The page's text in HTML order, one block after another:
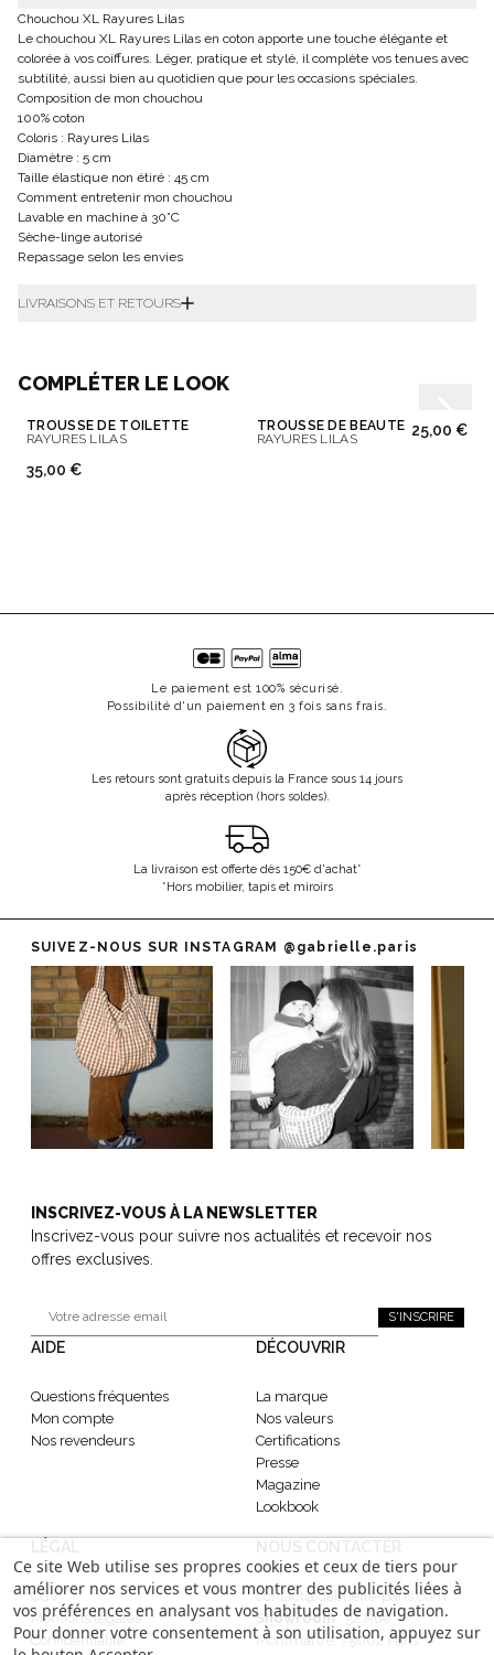
Chouchou XL Rayures Lilas
Le chouchou XL Rayures Lilas en coton apporte une touche élégante et
colorée à vos coiffures. Léger, pratique et stylé, il complète vos tenues avec
subtilité, aussi bien au quotidien que pour les occasions spéciales.
Composition de mon chouchou
100% coton
Coloris : Rayures Lilas
Diamètre : 5 cm
Taille élastique non étiré : 45 cm
Comment entretenir mon chouchou
Lavable en machine à 30°C
Sèche-linge autorisé
Repassage selon les envies
LIVRAISONS ET RETOURS
COMPLÉTER LE LOOK
TROUSSE DE TOILETTE
RAYURES LILAS
35,00 €
TROUSSE DE BEAUTÉ
RAYURES LILAS
25,00 €
Le paiement est 100% sécurisé.
Possibilité d'un paiement en 3 fois sans frais.
Les retours sont gratuits depuis la France sous 14 jours
après réception (hors soldes).
La livraison est offerte dès 150€ d'achat*
*Hors mobilier, tapis et miroirs
SUIVEZ-NOUS SUR INSTAGRAM @gabrielle.paris
INSCRIVEZ-VOUS À LA NEWSLETTER
Inscrivez-vous pour suivre nos actualités et recevoir nos
offres exclusives.
S'INSCRIRE
AIDE
Questions fréquentes
Mon compte
Nos revendeurs
DÉCOUVRIR
La marque
Nos valeurs
Certifications
Presse
Magazine
Lookbook
CGV
Mentions légales
Confidentialité
contact@gabrielle-paris.com
Showroom: 52 Rue
Montmartre, 75002 Paris
Ce site Web utilise ses propres cookies et ceux de tiers pour
améliorer nos services et vous montrer des publicités liées à
vos préférences en analysant vos habitudes de navigation.
Pour donner votre consentement à son utilisation, appuyez sur